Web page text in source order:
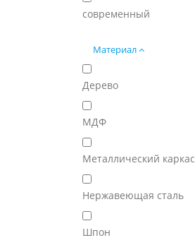
современный
Материал
Дерево
МДФ
Металлический каркас
Нержавеющая сталь
Шпон